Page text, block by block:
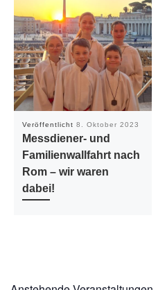
Veröffentlicht 8. Oktober 2023
Messdiener- und
Familienwallfahrt nach
Rom – wir waren
dabei!